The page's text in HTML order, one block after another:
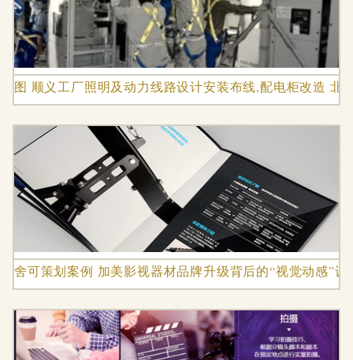
图 顺义工厂照明及动力线路设计安装布线,配电柜改造 北
舍可策划案例 加美影视器材品牌升级背后的“视觉动感”设